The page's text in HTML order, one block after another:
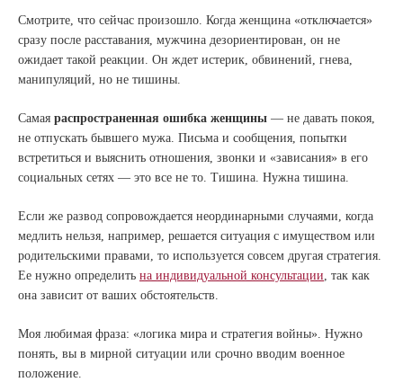
Смотрите, что сейчас произошло. Когда женщина «отключается»
сразу после расставания, мужчина дезориентирован, он не
ожидает такой реакции. Он ждет истерик, обвинений, гнева,
манипуляций, но не тишины.
Самая распространенная ошибка женщины — не давать покоя,
не отпускать бывшего мужа. Письма и сообщения, попытки
встретиться и выяснить отношения, звонки и «зависания» в его
социальных сетях — это все не то. Тишина. Нужна тишина.
Если же развод сопровождается неординарными случаями, когда
медлить нельзя, например, решается ситуация с имуществом или
родительскими правами, то используется совсем другая стратегия.
Ее нужно определить на индивидуальной консультации, так как
она зависит от ваших обстоятельств.
Моя любимая фраза: «логика мира и стратегия войны». Нужно
понять, вы в мирной ситуации или срочно вводим военное
положение.